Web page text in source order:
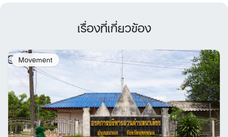
เรื่องที่เกี่ยวข้อง
Movement